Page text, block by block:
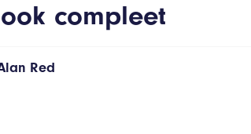
compleet
Red